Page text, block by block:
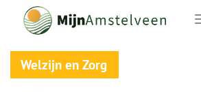
Welzijn en Zorg